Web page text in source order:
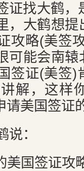
证找大鹤，
，大鹤想
攻略(美签
可能会南
签证(美签)
解，这样
请美国签证
：
美国签证攻